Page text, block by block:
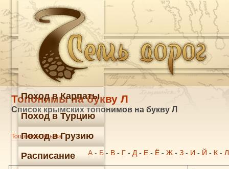
Топонимы на букву Л
Список крымских топонимов на букву Л
Топонимы Крыма
А - Б - В - Г - Д - Е - Ё - Ж - З - И - Й - К - Л
Поход в Карпаты
Поход в Турцию
Поход в Грузию
Расписание